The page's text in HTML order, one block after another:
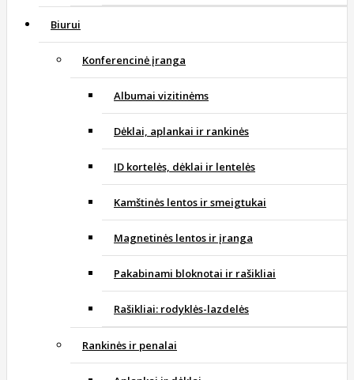
Biurui
Konferencinė įranga
Albumai vizitinėms
Dėklai, aplankai ir rankinės
ID kortelės, dėklai ir lentelės
Kamštinės lentos ir smeigtukai
Magnetinės lentos ir įranga
Pakabinami bloknotai ir rašikliai
Rašikliai: rodyklės-lazdelės
Rankinės ir penalai